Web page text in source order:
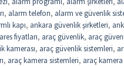
, alarm telefon, alarm ve güvenlik
kapı, ankara güvenlik şirketleri,
fiyatları, araç güvenlik, araç
kamerası, araç güvenlik sistemleri,
, araç kamera sistemleri, araç